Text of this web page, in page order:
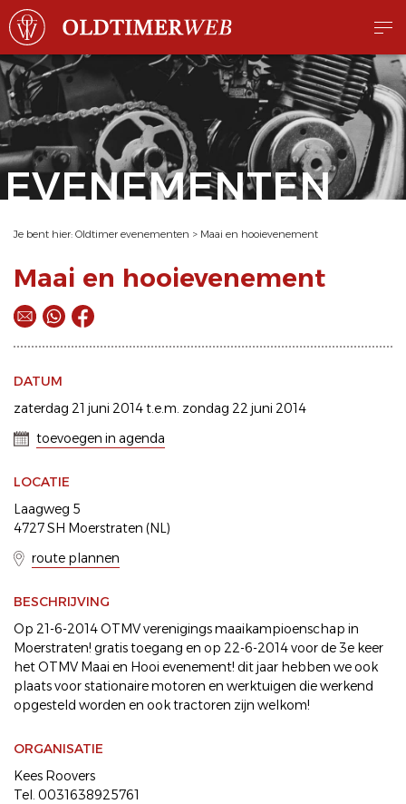
EVENEMENTEN
Je bent hier: Oldtimer evenementen > Maai en hooievenement
Maai en hooievenement
DATUM
zaterdag 21 juni 2014 t.e.m. zondag 22 juni 2014
toevoegen in agenda
LOCATIE
Laagweg 5
4727 SH Moerstraten (NL)
route plannen
BESCHRIJVING
Op 21-6-2014 OTMV verenigings maaikampioenschap in
Moerstraten! gratis toegang en op 22-6-2014 voor de 3e keer
het OTMV Maai en Hooi evenement! dit jaar hebben we ook
plaats voor stationaire motoren en werktuigen die werkend
opgesteld worden en ook tractoren zijn welkom!
ORGANISATIE
Kees Roovers
Tel. 0031638925761